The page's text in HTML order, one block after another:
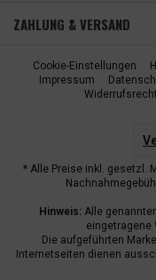
ZAHLUNG & VERSAND
Cookie-Einstellungen
Impressum
Widerrufsrecht
* Alle Preise inkl. gesetzl.
Hinweis: Alle
eingetragene
Die aufgeführten
Internetseiten dienen